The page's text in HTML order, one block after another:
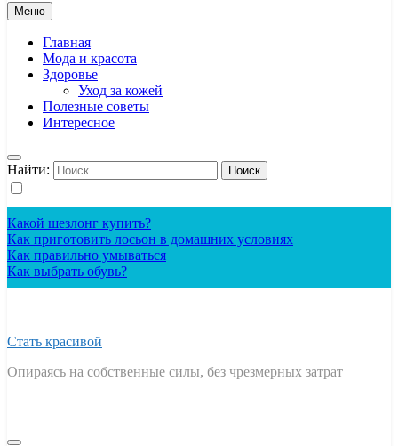
Меню
Главная
Мода и красота
Здоровье
Уход за кожей
Полезные советы
Интересное
Найти:
Какой шезлонг купить?
Как приготовить лосьон в домашних условиях
Как правильно умываться
Как выбрать обувь?
Стать красивой
Опираясь на собственные силы, без чрезмерных затрат